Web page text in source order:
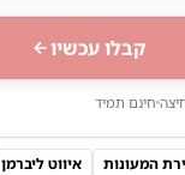
קבלו עכשיו
חינם תמיד
המעונות איווט ליברמן